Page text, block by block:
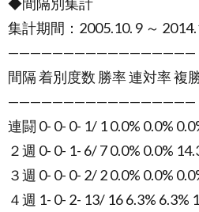
集計期間：2005.10. 9 ～
—————————————————
間隔 着別度数 勝率 連対率 複
—————————————————
連闘 0- 0- 0- 1/ 1 0.0% 0.0%
２週 0- 0- 1- 6/ 7 0.0% 0.0%
３週 0- 0- 0- 2/ 2 0.0% 0.0%
４週 1- 0- 2- 13/ 16 6.3% 6.3%